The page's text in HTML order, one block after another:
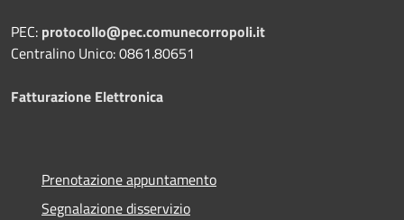
PEC: protocollo@pec.comunecorropoli.it
Centralino Unico: 0861.80651
Fatturazione Elettronica
Prenotazione appuntamento
Segnalazione disservizio